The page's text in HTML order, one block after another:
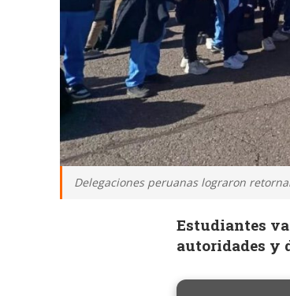
Delegaciones peruanas lograron
Estudiantes
autoridades y